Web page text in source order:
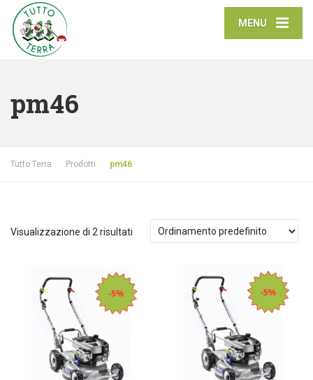
MENU
pm46
Tutto Terra Prodotti pm46
Visualizzazione di 2 risultati